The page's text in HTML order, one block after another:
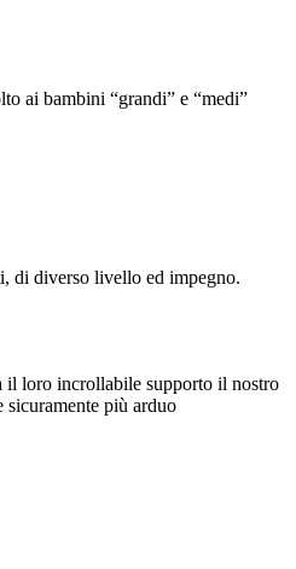
ai bambini “grandi” e “medi”
di diverso livello ed impegno.
il loro incrollabile supporto il nostro
sicuramente più arduo